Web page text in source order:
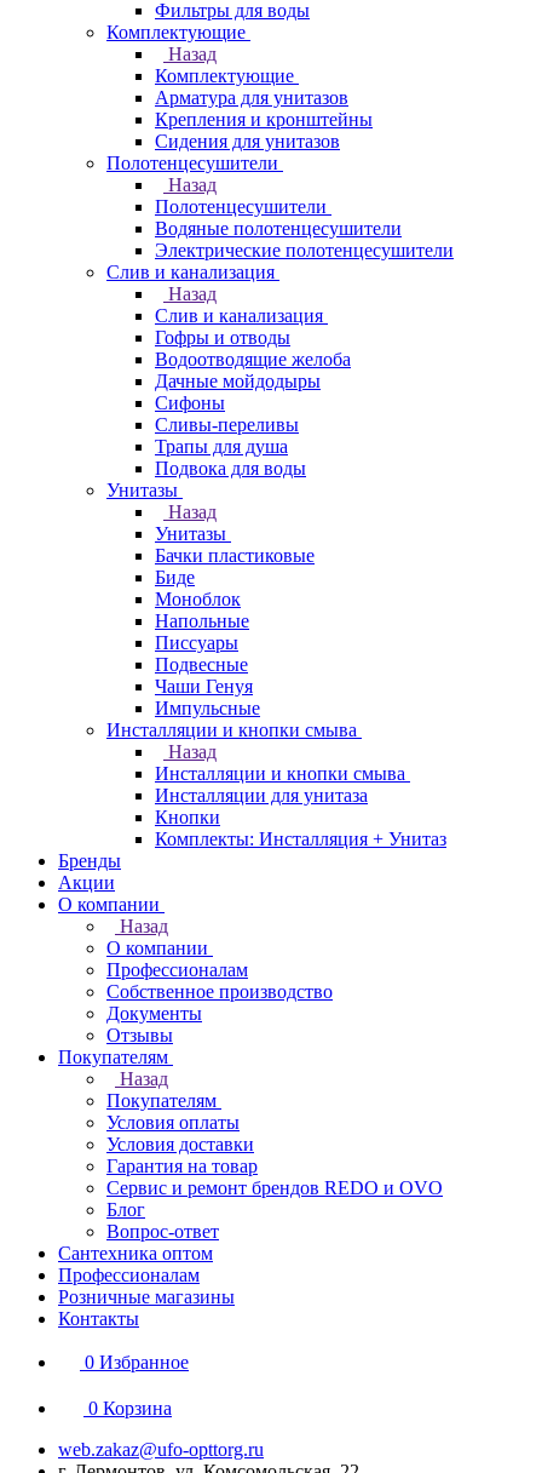
Фильтры для воды
Комплектующие
Назад
Комплектующие
Арматура для унитазов
Крепления и кронштейны
Сидения для унитазов
Полотенцесушители
Назад
Полотенцесушители
Водяные полотенцесушители
Электрические полотенцесушители
Слив и канализация
Назад
Слив и канализация
Гофры и отводы
Водоотводящие желоба
Дачные мойдодыры
Сифоны
Сливы-переливы
Трапы для душа
Подвока для воды
Унитазы
Назад
Унитазы
Бачки пластиковые
Биде
Моноблок
Напольные
Писсуары
Подвесные
Чаши Генуя
Импульсные
Инсталляции и кнопки смыва
Назад
Инсталляции и кнопки смыва
Инсталляции для унитаза
Кнопки
Комплекты: Инсталляция + Унитаз
Бренды
Акции
О компании
Назад
О компании
Профессионалам
Собственное производство
Документы
Отзывы
Покупателям
Назад
Покупателям
Условия оплаты
Условия доставки
Гарантия на товар
Сервис и ремонт брендов REDO и OVO
Блог
Вопрос-ответ
Сантехника оптом
Профессионалам
Розничные магазины
Контакты
0 Избранное
0 Корзина
web.zakaz@ufo-opttorg.ru